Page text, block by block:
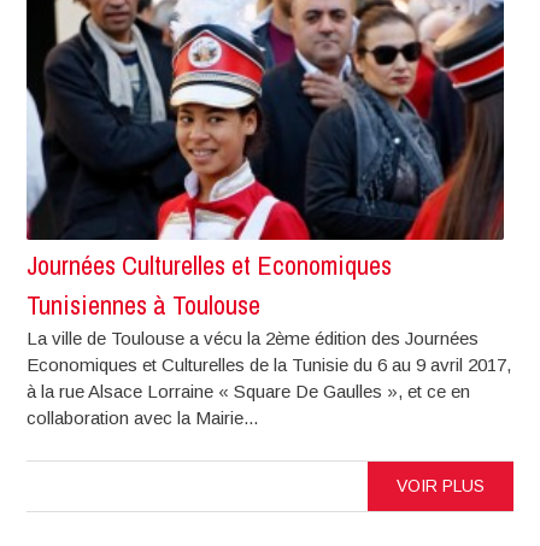
Journées Culturelles et Economiques
Tunisiennes à Toulouse
La ville de Toulouse a vécu la 2ème édition des Journées
Economiques et Culturelles de la Tunisie du 6 au 9 avril 2017,
à la rue Alsace Lorraine « Square De Gaulles », et ce en
collaboration avec la Mairie...
VOIR PLUS